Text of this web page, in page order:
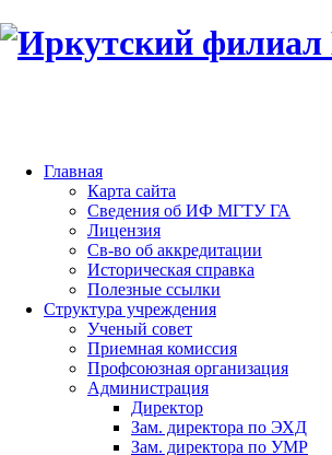
Главная
Карта сайта
Сведения об ИФ МГТУ ГА
Лицензия
Св-во об аккредитации
Историческая справка
Полезные ссылки
Структура учреждения
Ученый совет
Приемная комиссия
Профсоюзная организация
Администрация
Директор
Зам. директора по ЭХД
Зам. директора по УМР